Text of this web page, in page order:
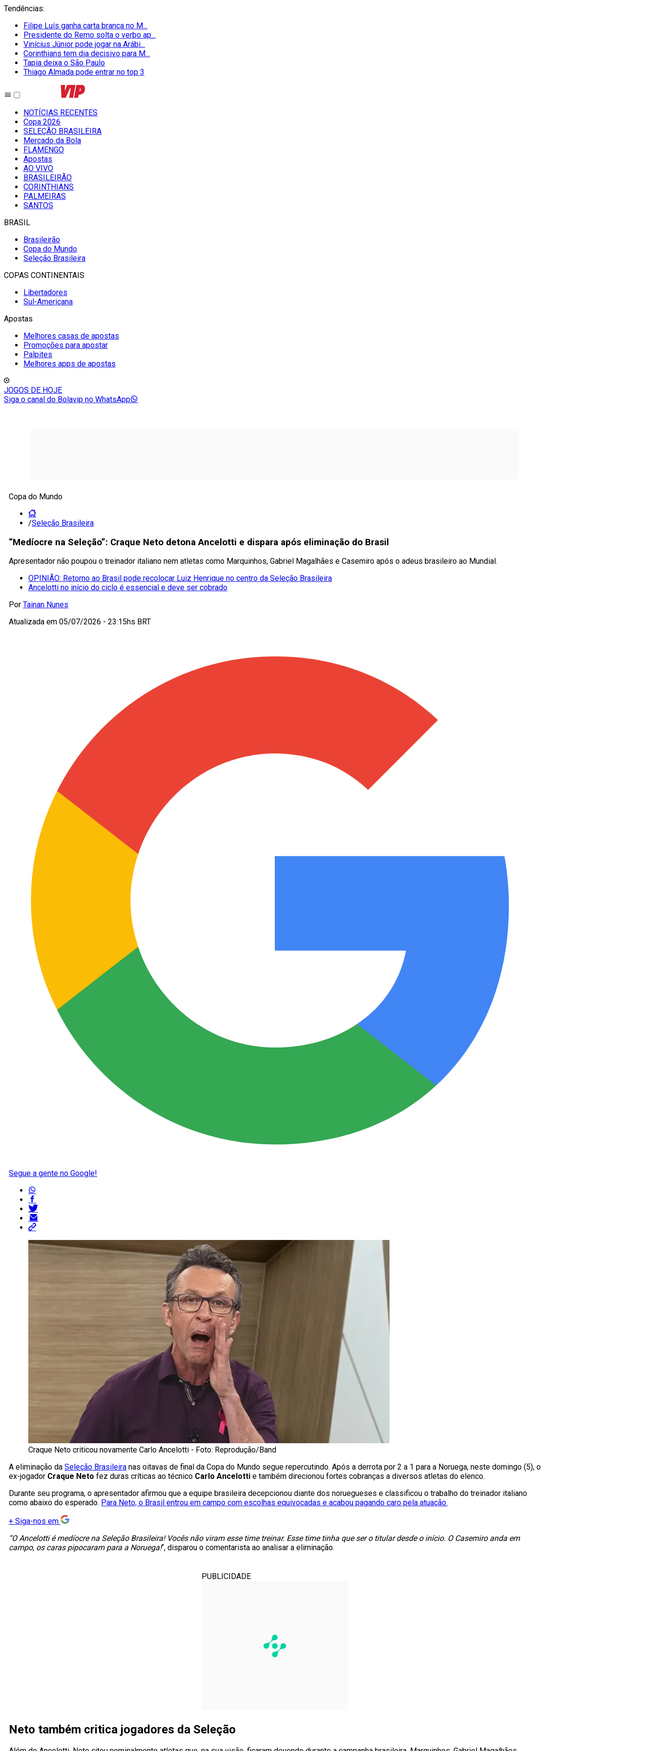
Tendências:
Filipe Luís ganha carta branca no M...
Presidente do Remo solta o verbo ap...
Vinícius Júnior pode jogar na Arábi...
Corinthians tem dia decisivo para M...
Tapia deixa o São Paulo
Thiago Almada pode entrar no top 3
NOTÍCIAS RECENTES
Copa 2026
SELEÇÃO BRASILEIRA
Mercado da Bola
FLAMENGO
Apostas
AO VIVO
BRASILEIRÃO
CORINTHIANS
PALMEIRAS
SANTOS
BRASIL
Brasileirão
Copa do Mundo
Seleção Brasileira
COPAS CONTINENTAIS
Libertadores
Sul-Americana
Apostas
Melhores casas de apostas
Promoções para apostar
Palpites
Melhores apps de apostas
JOGOS DE HOJE
Siga o canal do Bolavip no WhatsApp
Copa do Mundo
/Seleção Brasileira
“Medíocre na Seleção”: Craque Neto detona Ancelotti e dispara após eliminação do Brasil
Apresentador não poupou o treinador italiano nem atletas como Marquinhos, Gabriel Magalhães e Casemiro após o adeus brasileiro ao Mundial.
OPINIÃO: Retorno ao Brasil pode recolocar Luiz Henrique no centro da Seleção Brasileira
Ancelotti no início do ciclo é essencial e deve ser cobrado
Por Tainan Nunes
Atualizada em 05/07/2026 - 23:15hs BRT
Segue a gente no Google!
Craque Neto criticou novamente Carlo Ancelotti - Foto: Reprodução/Band
A eliminação da Seleção Brasileira nas oitavas de final da Copa do Mundo segue repercutindo. Após a derrota por 2 a 1 para a Noruega, neste domingo (5), o
ex-jogador Craque Neto fez duras críticas ao técnico Carlo Ancelotti e também direcionou fortes cobranças a diversos atletas do elenco.
Durante seu programa, o apresentador afirmou que a equipe brasileira decepcionou diante dos noruegueses e classificou o trabalho do treinador italiano
como abaixo do esperado. Para Neto, o Brasil entrou em campo com escolhas equivocadas e acabou pagando caro pela atuação.
+ Siga-nos em
“O Ancelotti é medíocre na Seleção Brasileira! Vocês não viram esse time treinar. Esse time tinha que ser o titular desde o início. O Casemiro anda em
campo, os caras pipocaram para a Noruega!“, disparou o comentarista ao analisar a eliminação.
PUBLICIDADE
Neto também critica jogadores da Seleção